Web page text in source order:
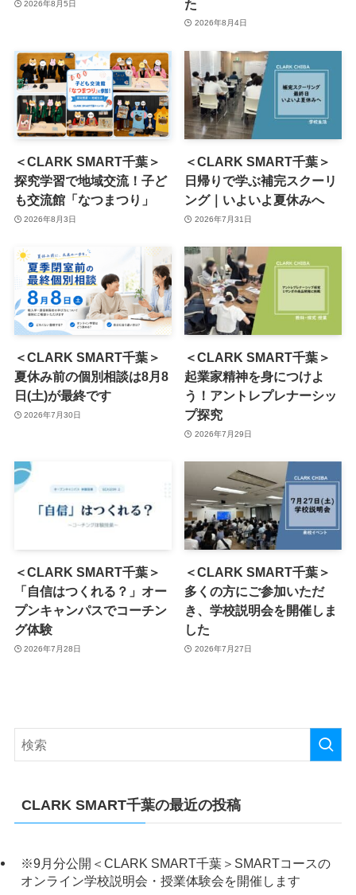
2026年8月5日 た
2026年8月4日
＜CLARK SMART千葉＞
探究学習で地域交流！子ど
も交流館「なつまつり」
2026年8月3日
＜CLARK SMART千葉＞
日帰りで学ぶ補完スクーリ
ング｜いよいよ夏休みへ
2026年7月31日
＜CLARK SMART千葉＞
夏休み前の個別相談は8月8
日(土)が最終です
2026年7月30日
＜CLARK SMART千葉＞
起業家精神を身につけよ
う！アントレプレナーシッ
プ探究
2026年7月29日
＜CLARK SMART千葉＞
「自信はつくれる？」オー
プンキャンパスでコーチン
グ体験
2026年7月28日
＜CLARK SMART千葉＞
多くの方にご参加いただ
き、学校説明会を開催しま
した
2026年7月27日
CLARK SMART千葉の最近の投稿
※9月分公開＜CLARK SMART千葉＞SMARTコースの
オンライン学校説明会・授業体験会を開催します